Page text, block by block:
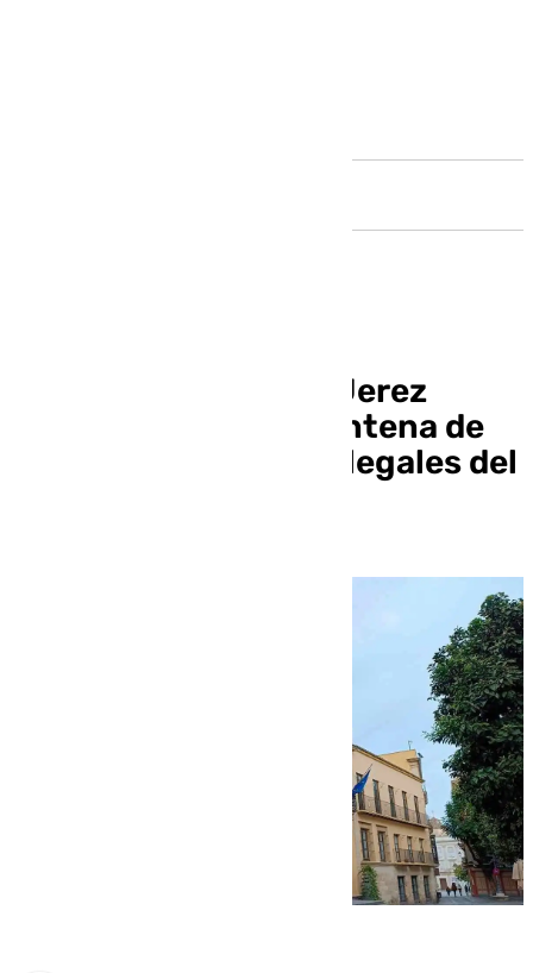
El Ayuntamiento de Jerez
denunciará a una veintena de
viviendas turísticas ilegales del